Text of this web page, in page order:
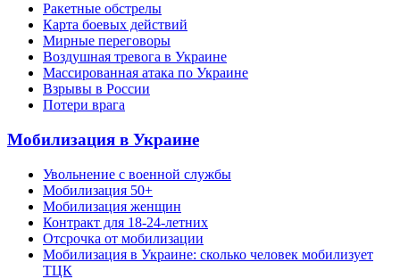
Ракетные обстрелы
Карта боевых действий
Мирные переговоры
Воздушная тревога в Украине
Массированная атака по Украине
Взрывы в России
Потери врага
Мобилизация в Украине
Увольнение с военной службы
Мобилизация 50+
Мобилизация женщин
Контракт для 18-24-летних
Отсрочка от мобилизации
Мобилизация в Украине: сколько человек мобилизует
ТЦК